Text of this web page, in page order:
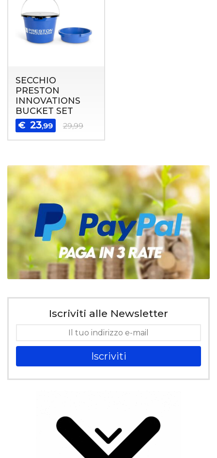
SECCHIO
PRESTON
INNOVATIONS
BUCKET SET
€ 23,99 29,99
Iscriviti alle Newsletter
Iscriviti